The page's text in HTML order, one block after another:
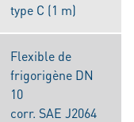
type C (1 m)
Flexible de
frigorigène DN
10
corr. SAE J2064